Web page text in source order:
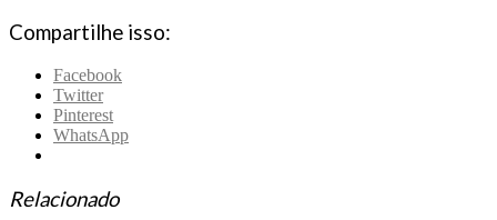
Compartilhe isso:
Facebook
Twitter
Pinterest
WhatsApp
Relacionado